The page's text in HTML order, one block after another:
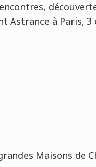
Astrance à Paris,
Maisons de